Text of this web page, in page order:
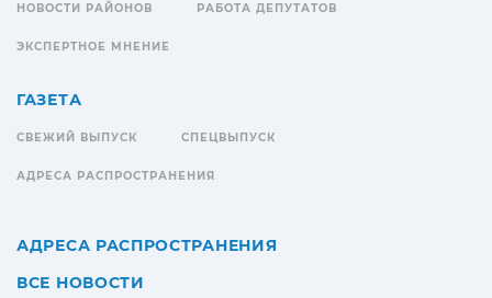
НОВОСТИ РАЙОНОВ РАБОТА ДЕПУТАТОВ
ЭКСПЕРТНОЕ МНЕНИЕ
ГАЗЕТА
СВЕЖИЙ ВЫПУСК СПЕЦВЫПУСК
АДРЕСА РАСПРОСТРАНЕНИЯ
АДРЕСА РАСПРОСТРАНЕНИЯ
ВСЕ НОВОСТИ